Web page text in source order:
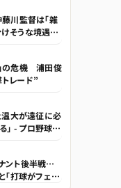
藤川監督は「雑
そうな境遇の
の危機 浦田俊
レード”
温大が遠征に必
」 - プロ野球 :
ント後半戦…
「打球がフェア